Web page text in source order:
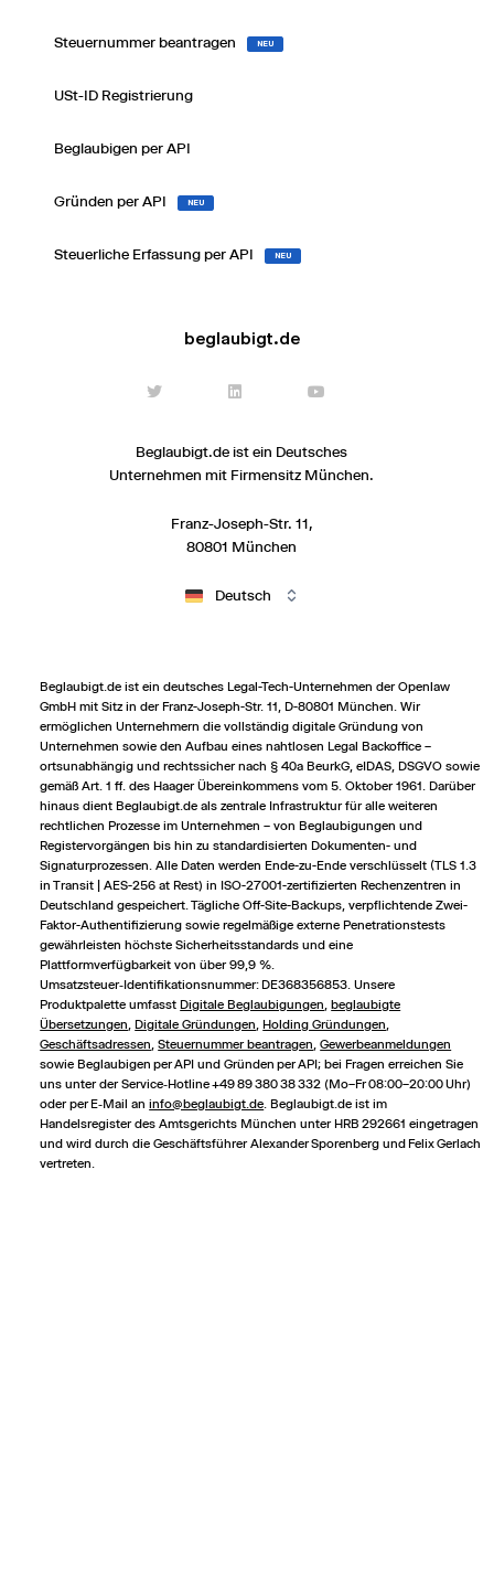
Steuernummer beantragen NEU
USt-ID Registrierung
Beglaubigen per API
Gründen per API NEU
Steuerliche Erfassung per API NEU
beglaubigt.de
Beglaubigt.de ist ein Deutsches
Unternehmen mit Firmensitz München.
Franz-Joseph-Str. 11,
80801 München
Deutsch
Beglaubigt.de ist ein deutsches Legal-Tech-Unternehmen der Openlaw
GmbH mit Sitz in der Franz-Joseph-Str. 11, D-80801 München. Wir
ermöglichen Unternehmern die vollständig digitale Gründung von
Unternehmen sowie den Aufbau eines nahtlosen Legal Backoffice –
ortsunabhängig und rechts­sicher nach § 40a BeurkG, eIDAS, DSGVO sowie
gemäß Art. 1 ff. des Haager Übereinkommens vom 5. Oktober 1961. Darüber
hinaus dient Beglaubigt.de als zentrale Infrastruktur für alle weiteren
rechtlichen Prozesse im Unternehmen – von Beglaubigungen und
Registervorgängen bis hin zu standardisierten Dokumenten- und
Signaturprozessen. Alle Daten werden Ende-zu-Ende verschlüsselt (TLS 1.3
in Transit | AES-256 at Rest) in ISO-27001-zertifizierten Rechenzentren in
Deutschland gespeichert. Tägliche Off-Site-Backups, verpflichtende Zwei-
Faktor-Authentifizierung sowie regelmäßige externe Penetrationstests
gewährleisten höchste Sicherheitsstandards und eine
Plattformverfügbarkeit von über 99,9 %.
Umsatzsteuer‑Identifikationsnummer: DE368356853. Unsere
Produktpalette umfasstDigitale Beglaubigungen,beglaubigte
Übersetzungen,Digitale Gründungen,Holding Gründungen,
Geschäftsadressen,Steuernummer beantragen,Gewerbeanmeldungen
sowie Beglaubigen per API und Gründen per API; bei Fragen erreichen Sie
uns unter der Service‑Hotline +49 89 380 38 332 (Mo–Fr 08:00–20:00 Uhr)
oder per E‑Mail aninfo@beglaubigt.de. Beglaubigt.de ist im
Handelsregister des Amtsgerichts München unter HRB 292661 eingetragen
und wird durch die Geschäftsführer Alexander Sporenberg und Felix Gerlach
vertreten.